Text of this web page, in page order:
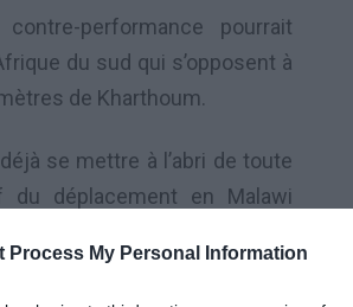
Process My Personal Information
performance pourrait
du sud qui s’opposent à
de Kharthoum.
se mettre à l’abri de toute
du déplacement en Malawi